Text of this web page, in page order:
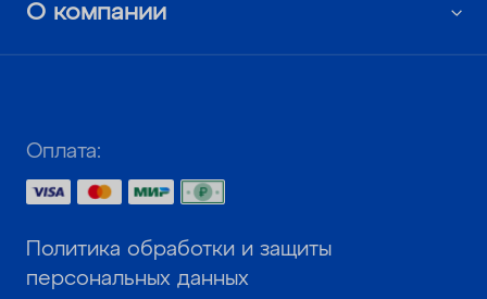
О компании
Оплата:
Политика обработки и защиты
персональных данных